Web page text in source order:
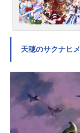
天穂のサクナヒメ